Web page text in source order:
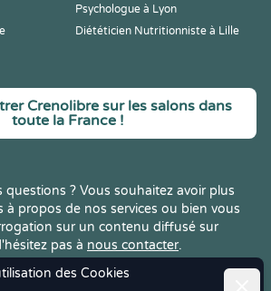
des Cookies
Psychologue à Lyon
Diététicien Nutritionniste à Lille
Crenolibre sur les salons dans
toute la France !
questions ? Vous souhaitez avoir plus
à propos de nos services ou bien vous
sur un contenu diffusé sur
pas à nous contacter.